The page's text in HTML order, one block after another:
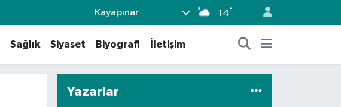
Kayapınar 14°
Sağlık Siyaset Biyografi İletişim
Yazarlar